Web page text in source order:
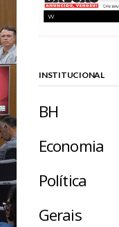
INSTITUCIONAL
BH
Economia
Política
Gerais